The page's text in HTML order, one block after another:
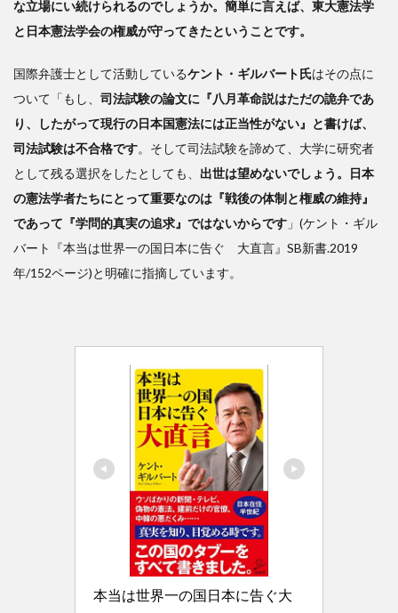
3
皇之
ヲ統
と
は、
「シ
ス」
者を
天皇
な立場にい続けられるのでしょうか。簡単に言えば、東大憲法学
と日本憲法学会の権威が守ってきたということです。
国際弁護士として活動しているケント・ギルバート氏はその点に
ついて「もし、 司法試験の論文に『八月革命説はただの詭弁であ
り、したがって現行の日本国憲法には正当性がない』と書けば、
司法試験は不合格です。そして司法試験を諦めて、大学に研究者
として残る選択をしたとしても、 出世は望めないでしょう。日本
の憲法学者たちにとって重要なのは『戦後の体制と権威の維持』
であって『学問的真実の追求』ではないからです 」(ケント・ギル
バート『本当は世界一の国日本に告ぐ 大直言』SB新書.2019
年/152ページ)と明確に指摘しています。
本当は世界一の国日本に告ぐ大